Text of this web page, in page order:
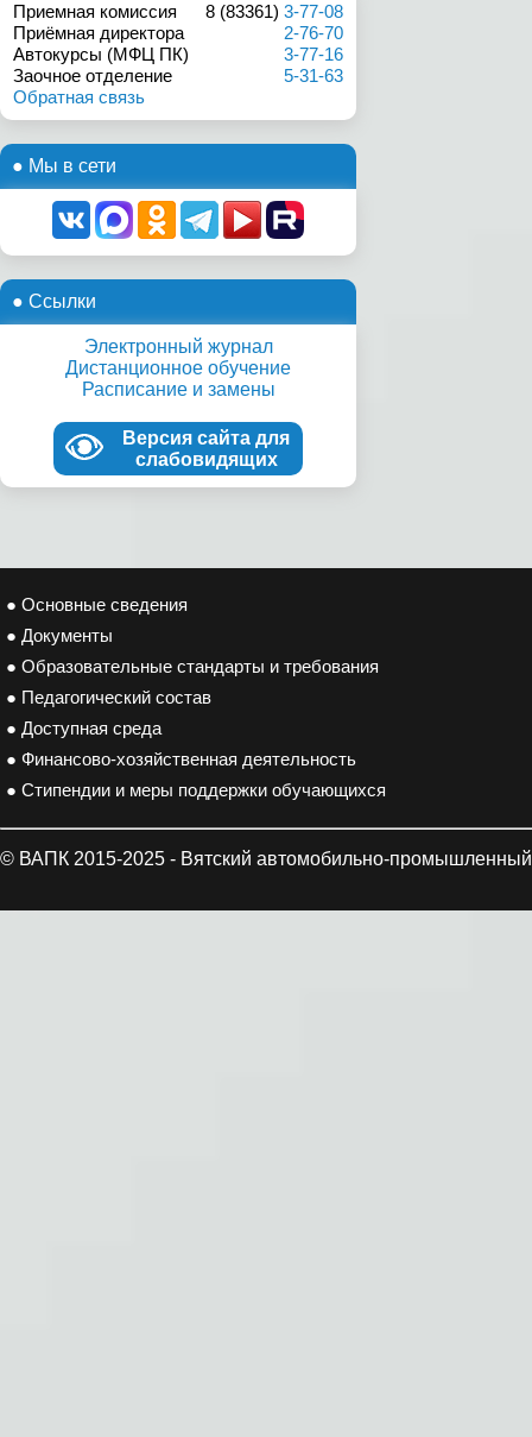
Приемная комиссия 8 (83361) 3-77-08
Приёмная директора
2-76-70
Автокурсы (МФЦ ПК)
3-77-16
Заочное отделение
5-31-63
Обратная связь
● Мы в сети
● Ссылки
Электронный журнал
Дистанционное обучение
Расписание и замены
Версия сайта для
слабовидящих
● Основные сведения
● Документы
● Образовательные стандарты и требования
● Педагогический состав
● Доступная среда
● Финансово-хозяйственная деятельность
● Стипендии и меры поддержки обучающихся
© ВАПК 2015-2025 - Вятский автомобильно-